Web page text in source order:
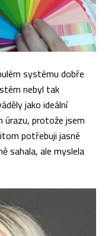
systému dobře
nebyl tak
jako ideální
protože jsem
potřebuji jasné
sahala, ale myslela